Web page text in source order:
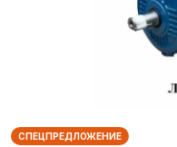
СПЕЦПРЕДЛОЖЕНИЕ